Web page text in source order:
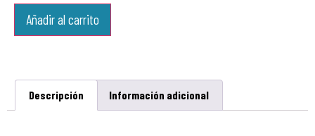
Añadir al carrito
Descripción Información adicional